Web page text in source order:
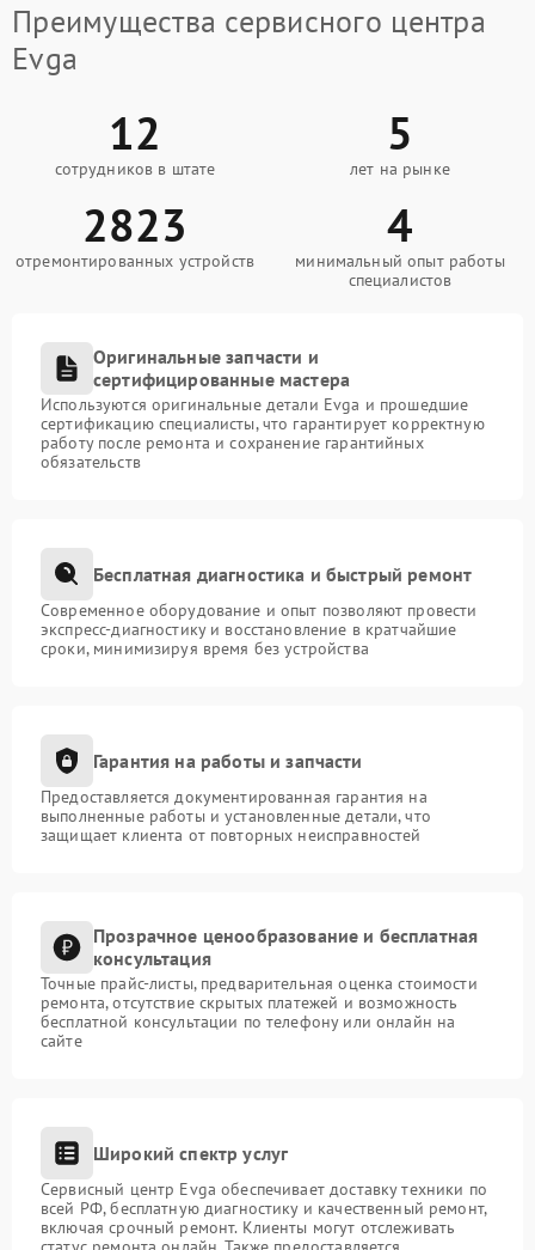
Преимущества сервисного центра
Evga
12
сотрудников в штате
5
лет на рынке
2823
отремонтированных устройств
4
минимальный опыт работы
специалистов
Оригинальные запчасти и
сертифицированные мастера
Используются оригинальные детали Evga и прошедшие
сертификацию специалисты, что гарантирует корректную
работу после ремонта и сохранение гарантийных
обязательств
Бесплатная диагностика и быстрый ремонт
Современное оборудование и опыт позволяют провести
экспресс-диагностику и восстановление в кратчайшие
сроки, минимизируя время без устройства
Гарантия на работы и запчасти
Предоставляется документированная гарантия на
выполненные работы и установленные детали, что
защищает клиента от повторных неисправностей
Прозрачное ценообразование и бесплатная
консультация
Точные прайс-листы, предварительная оценка стоимости
ремонта, отсутствие скрытых платежей и возможность
бесплатной консультации по телефону или онлайн на
сайте
Широкий спектр услуг
Сервисный центр Evga обеспечивает доставку техники по
всей РФ, бесплатную диагностику и качественный ремонт,
включая срочный ремонт. Клиенты могут отслеживать